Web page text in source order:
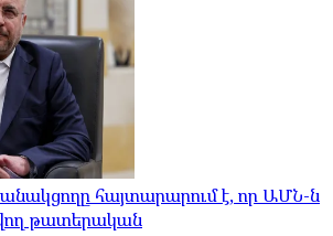
հայտարարում է, որ ԱՄՆ-ն
թատերական